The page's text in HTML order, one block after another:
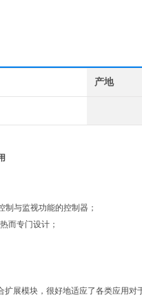
产地
制与监视功能的控制器；
而专门设计；
展模块，很好地适应了各类应用对